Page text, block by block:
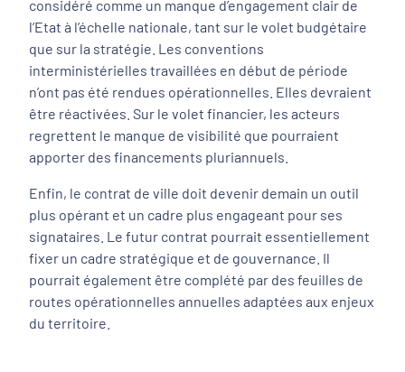
considéré comme un manque d’engagement clair de
l’Etat à l’échelle nationale, tant sur le volet budgétaire
que sur la stratégie. Les conventions
interministérielles travaillées en début de période
n’ont pas été rendues opérationnelles. Elles devraient
être réactivées. Sur le volet financier, les acteurs
regrettent le manque de visibilité que pourraient
apporter des financements pluriannuels.
Enfin, le contrat de ville doit devenir demain un outil
plus opérant et un cadre plus engageant pour ses
signataires. Le futur contrat pourrait essentiellement
fixer un cadre stratégique et de gouvernance. Il
pourrait également être complété par des feuilles de
routes opérationnelles annuelles adaptées aux enjeux
du territoire.